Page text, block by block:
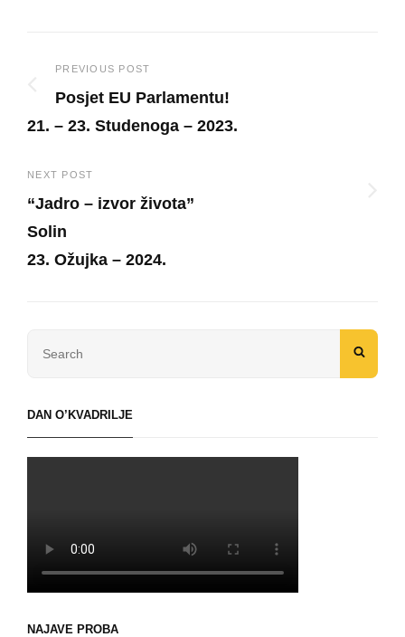
Post
navigation
PREVIOUS POST
Posjet EU Parlamentu!
21. – 23. Studenoga – 2023.
Post
NEXT POST
“Jadro – izvor života”
Solin
23. Ožujka – 2024.
DAN O’KVADRILJE
NAJAVE PROBA